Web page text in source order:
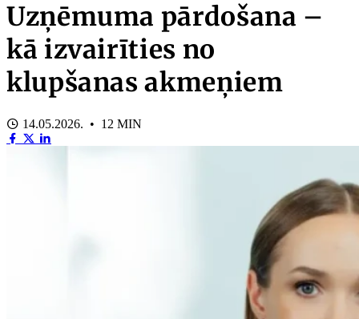
Uzņēmuma pārdošana –
kā izvairīties no
klupšanas akmeņiem
14.05.2026. • 12 MIN